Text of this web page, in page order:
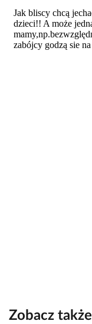
Zobacz także